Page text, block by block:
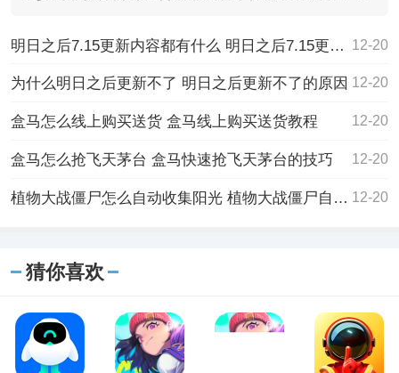
明日之后7.15更新内容都有什么 明日之后7.15更新内容的详细介绍 12-20
为什么明日之后更新不了 明日之后更新不了的原因 12-20
盒马怎么线上购买送货 盒马线上购买送货教程 12-20
盒马怎么抢飞天茅台 盒马快速抢飞天茅台的技巧 12-20
植物大战僵尸怎么自动收集阳光 植物大战僵尸自动收集阳光的方法 12-20
猜你喜欢